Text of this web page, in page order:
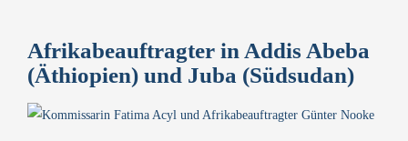
Afrikabeauftragter in Addis Abeba
(Äthiopien) und Juba (Südsudan)
Zeige